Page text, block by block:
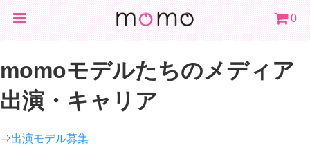
0
momoモデルたちのメディア
出演・キャリア
⇒出演モデル募集